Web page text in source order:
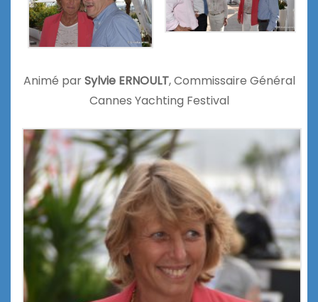
Animé parSylvie ERNOULT, Commissaire Général
Cannes Yachting Festival